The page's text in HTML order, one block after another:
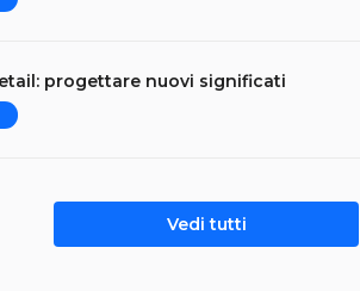
progettare nuovi significati
Vedi tutti